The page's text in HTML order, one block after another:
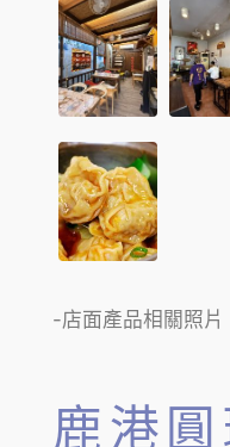
-店面產品相關照片
鹿港